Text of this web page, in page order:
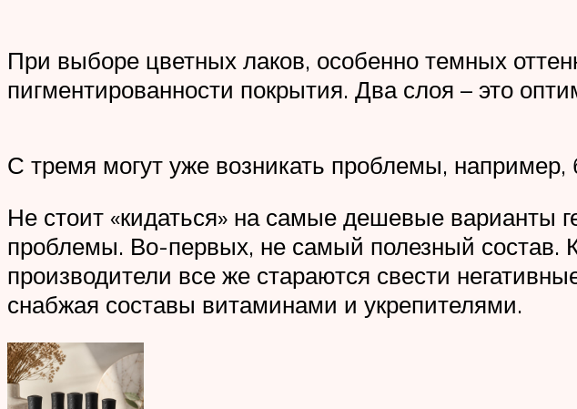
При выборе цветных лаков, особенно темных
пигментированности покрытия. Два слоя – это
С тремя могут уже возникать проблемы, например,
Не стоит «кидаться» на самые дешевые варианты
проблемы. Во-первых, не самый полезный состав.
производители все же стараются свести
снабжая составы витаминами и укрепителями.